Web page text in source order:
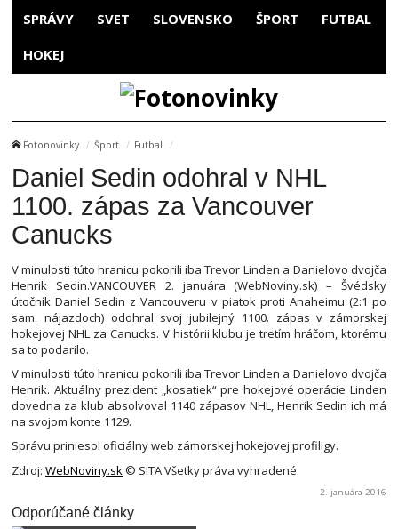
SPRÁVY SVET SLOVENSKO ŠPORT FUTBAL
HOKEJ
Fotonovinky Šport Futbal
Daniel Sedin odohral v NHL
1100. zápas za Vancouver
Canucks
V minulosti túto hranicu pokorili iba Trevor Linden a Danielovo dvojča
Henrik Sedin.VANCOUVER 2. januára (WebNoviny.sk) – Švédsky
útočník Daniel Sedin z Vancouveru v piatok proti Anaheimu (2:1 po
sam. nájazdoch) odohral svoj jubilejný 1100. zápas v zámorskej
hokejovej NHL za Canucks. V histórii klubu je tretím hráčom, ktorému
sa to podarilo.
V minulosti túto hranicu pokorili iba Trevor Linden a Danielovo dvojča
Henrik. Aktuálny prezident „kosatiek“ pre hokejové operácie Linden
dovedna za klub absolvoval 1140 zápasov NHL, Henrik Sedin ich má
na svojom konte 1129.
Správu priniesol oficiálny web zámorskej hokejovej profiligy.
Zdroj: WebNoviny.sk © SITA Všetky práva vyhradené.
2. januára 2016
Odporúčané články